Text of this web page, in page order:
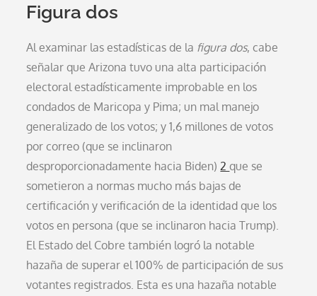
Figura dos
Al examinar las estadísticas de la figura dos, cabe
señalar que Arizona tuvo una alta participación
electoral estadísticamente improbable en los
condados de Maricopa y Pima; un mal manejo
generalizado de los votos; y 1,6 millones de votos
por correo (que se inclinaron
desproporcionadamente hacia Biden)2que se
sometieron a normas mucho más bajas de
certificación y verificación de la identidad que los
votos en persona (que se inclinaron hacia Trump).
El Estado del Cobre también logró la notable
hazaña de superar el 100% de participación de sus
votantes registrados. Esta es una hazaña notable